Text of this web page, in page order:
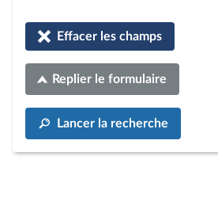
Effacer les champs
Replier le formulaire
Lancer la recherche